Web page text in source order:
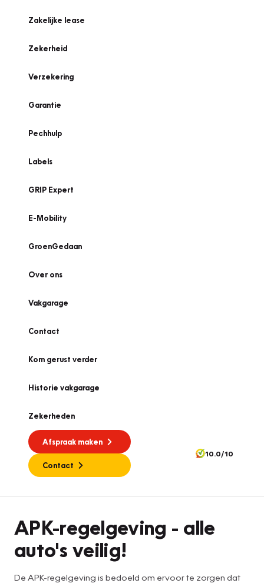
Zakelijke lease
Zekerheid
Verzekering
Garantie
Pechhulp
Labels
GRIP Expert
E-Mobility
GroenGedaan
Over ons
Vakgarage
Contact
Kom gerust verder
Historie vakgarage
Zekerheden
Afspraak maken
Contact
10.0/10
APK-regelgeving - alle
auto's veilig!
De APK-regelgeving is bedoeld om ervoor te zorgen dat